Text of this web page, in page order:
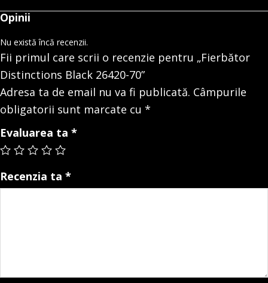
Opinii
Nu există încă recenzii.
Fii primul care scrii o recenzie pentru „Fierbător
Distinctions Black 26420-70”
Adresa ta de email nu va fi publicată. Câmpurile
obligatorii sunt marcate cu *
Evaluarea ta *
Recenzia ta *